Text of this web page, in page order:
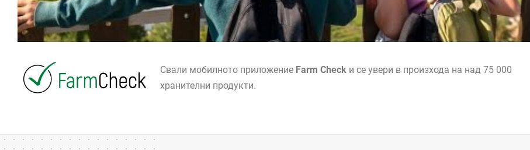
Свали мобилното приложение Farm Check и се увери в произхода на над 75 000
хранителни продукти.